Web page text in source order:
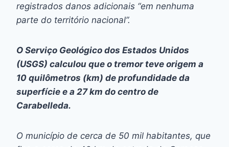
registrados danos adicionais “em nenhuma
parte do território nacional”.
O Serviço Geológico dos Estados Unidos
(USGS) calculou que o tremor teve origem a
10 quilômetros (km) de profundidade da
superfície e a 27 km do centro de
Carabelleda.
O município de cerca de 50 mil habitantes, que